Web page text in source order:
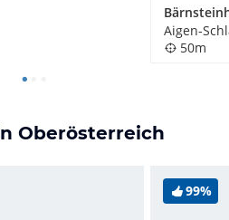
Aigen-
50m
Oberösterreich
99%